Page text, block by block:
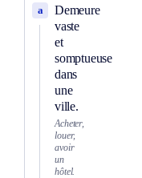
Demeure
vaste
et
somptueuse
dans
une
ville.
a
Acheter,
louer,
avoir
un
hôtel.